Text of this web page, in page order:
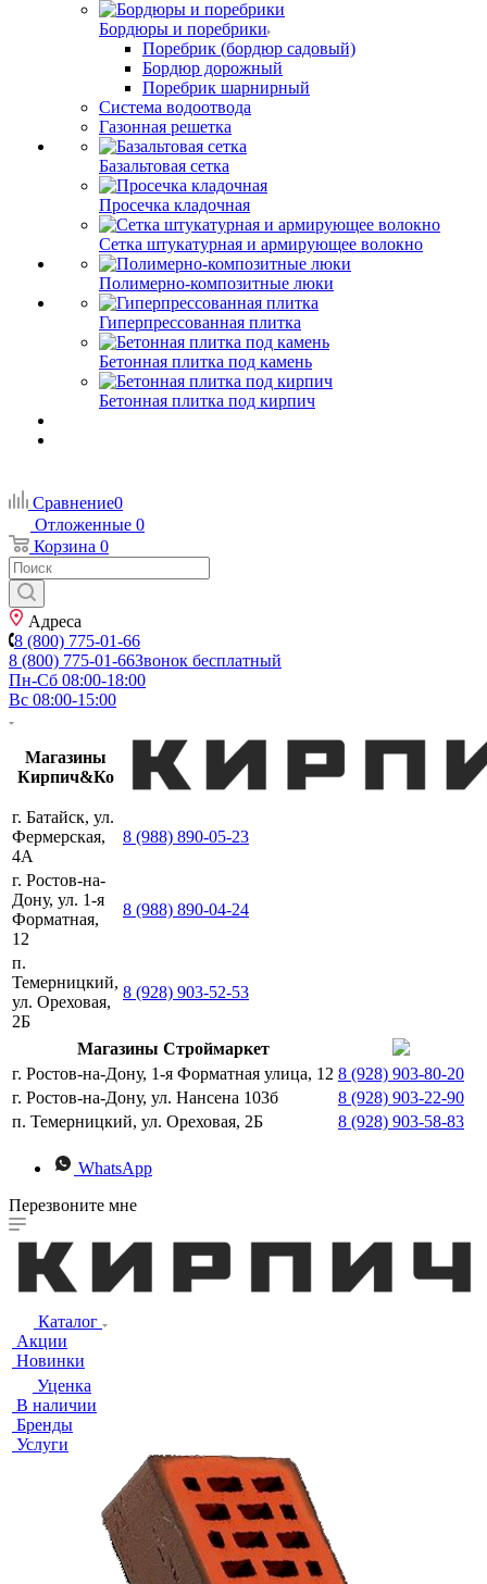
Бордюры и поребрики
Поребрик (бордюр садовый)
Бордюр дорожный
Поребрик шарнирный
Система водоотвода
Газонная решетка
Базальтовая сетка
Просечка кладочная
Сетка штукатурная и армирующее волокно
Полимерно-композитные люки
Гиперпрессованная плитка
Бетонная плитка под камень
Бетонная плитка под кирпич
Сравнение0
Отложенные 0
Корзина 0
Адреса
8 (800) 775-01-66
8 (800) 775-01-66Звонок бесплатный
Пн-Сб 08:00-18:00
Вс 08:00-15:00
Магазины
Кирпич&Ко
г. Батайск, ул.
Фермерская,
4А
8 (988) 890-05-23
г. Ростов-на-
Дону, ул. 1-я
Форматная,
12
8 (988) 890-04-24
п.
Темерницкий,
ул. Ореховая,
2Б
8 (928) 903-52-53
Магазины Строймаркет
г. Ростов-на-Дону, 1-я Форматная улица, 12 8 (928) 903-80-20
г. Ростов-на-Дону, ул. Нансена 103б
8 (928) 903-22-90
п. Темерницкий, ул. Ореховая, 2Б
8 (928) 903-58-83
WhatsApp
Перезвоните мне
Каталог
Акции
Новинки
Уценка
В наличии
Бренды
Услуги